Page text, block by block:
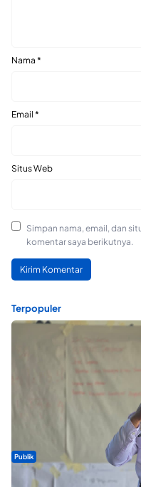
Nama *
Email *
Situs Web
Simpan nama, email, dan
komentar saya berikutnya.
Terpopuler
Publik
ABDESI Morotai Apresiasi